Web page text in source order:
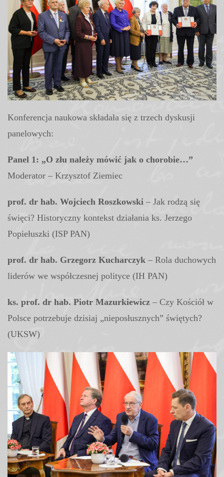
Konferencja naukowa składała się z trzech dyskusji
panelowych:
Panel 1: „O złu należy mówić jak o chorobie…”
Moderator – Krzysztof Ziemiec
prof. dr hab. Wojciech Roszkowski – Jak rodzą się
święci? Historyczny kontekst działania ks. Jerzego
Popiełuszki (ISP PAN)
prof. dr hab. Grzegorz Kucharczyk – Rola duchowych
liderów we współczesnej polityce (IH PAN)
ks. prof. dr hab. Piotr Mazurkiewicz – Czy Kościół w
Polsce potrzebuje dzisiaj „nieposłusznych” świętych?
(UKSW)